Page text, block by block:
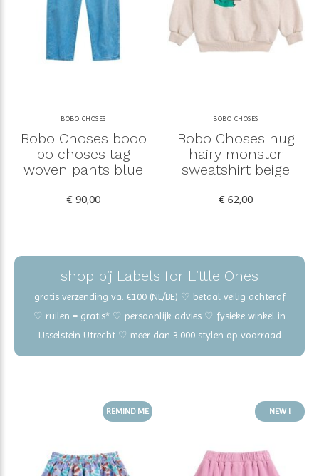
BOBO CHOSES
Bobo Choses booo
bo choses tag
woven pants blue
€ 90,00
BOBO CHOSES
Bobo Choses hug
hairy monster
sweatshirt beige
€ 62,00
shop bij Labels for Little Ones
gratis verzending va. €100 (NL/BE) ♡ betaal veilig achteraf
♡ ruilen = gratis* ♡ persoonlijk advies ♡ fysieke winkel in
IJsselstein Utrecht ♡ meer dan 3.000 stylen op voorraad
REMIND ME NEW !